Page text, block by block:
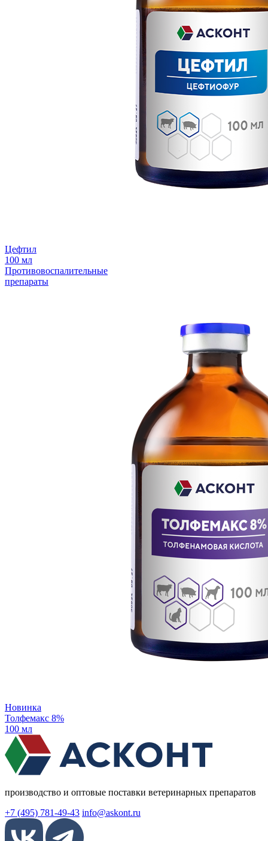
Цефтил
100 мл
Противовоспалительные
препараты
Новинка
Толфемакс 8%
100 мл
производство и оптовые поставки ветеринарных препаратов
+7 (495) 781-49-43 info@askont.ru